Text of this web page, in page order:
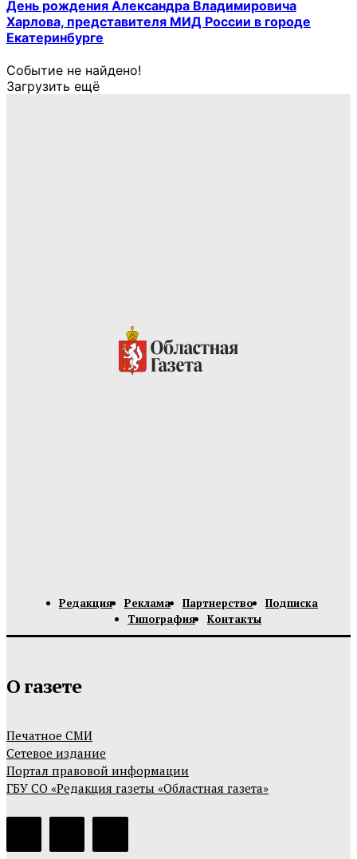
День рождения Александра Владимировича
Харлова, представителя МИД России в городе
Екатеринбурге
Событие не найдено!
Загрузить ещё
Редакция Реклама Партнерство
Подписка
Типография
Контакты
О газете
Печатное СМИ
Сетевое издание
Портал правовой информации
ГБУ СО «Редакция газеты «Областная газета»